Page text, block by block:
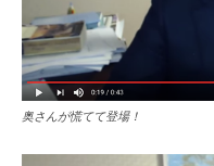
奥さんが慌てて登場！